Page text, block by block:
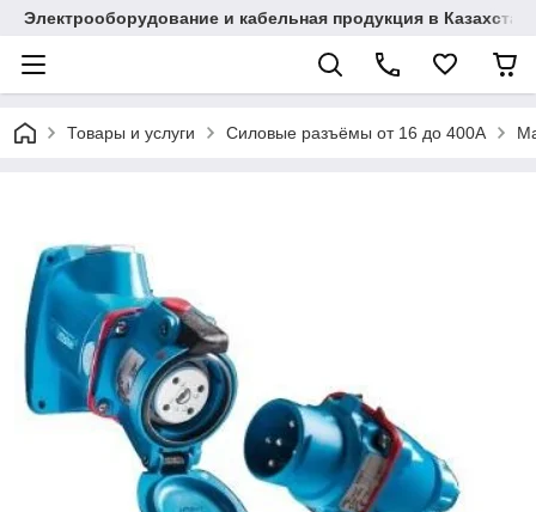
Электрооборудование и кабельная продукция в
Товары и услуги Силовые разъёмы от 16 до 400A